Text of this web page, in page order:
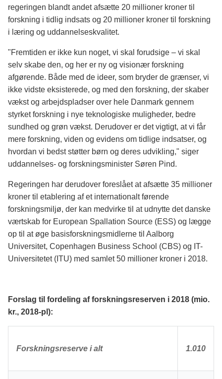
regeringen blandt andet afsætte 20 millioner kroner til
forskning i tidlig indsats og 20 millioner kroner til forskning
i læring og uddannelseskvalitet.
"Fremtiden er ikke kun noget, vi skal forudsige – vi skal
selv skabe den, og her er ny og visionær forskning
afgørende. Både med de ideer, som bryder de grænser, vi
ikke vidste eksisterede, og med den forskning, der skaber
vækst og arbejdspladser over hele Danmark gennem
styrket forskning i nye teknologiske muligheder, bedre
sundhed og grøn vækst. Derudover er det vigtigt, at vi får
mere forskning, viden og evidens om tidlige indsatser, og
hvordan vi bedst støtter børn og deres udvikling," siger
uddannelses- og forskningsminister Søren Pind.
Regeringen har derudover foreslået at afsætte 35 millioner
kroner til etablering af et internationalt førende
forskningsmiljø, der kan medvirke til at udnytte det danske
værtskab for European Spallation Source (ESS) og lægge
op til at øge basisforskningsmidlerne til Aalborg
Universitet, Copenhagen Business School (CBS) og IT-
Universitetet (ITU) med samlet 50 millioner kroner i 2018.
Forslag til fordeling af forskningsreserven i 2018 (mio.
kr., 2018-pl):
Forskningsreserve i alt 1.010